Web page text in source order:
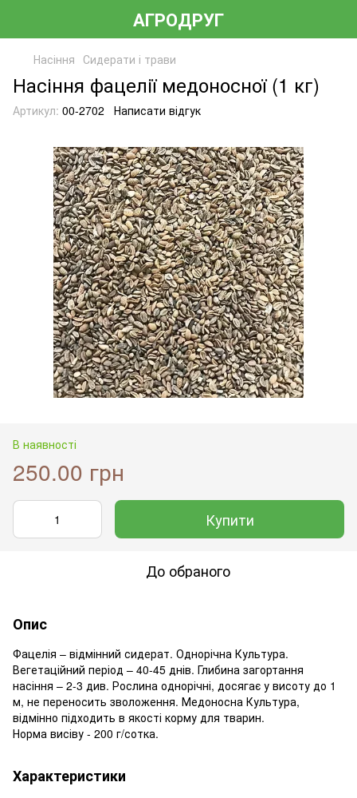
АГРОДРУГ
Насіння Сидерати і трави
Насіння фацелії медоносної (1 кг)
Артикул: 00-2702 Написати відгук
В наявності
250.00 грн
Купити
До обраного
Опис
Фацелія – відмінний сидерат. Однорічна Культура.
Вегетаційний період – 40-45 днів. Глибина загортання
насіння – 2-3 див. Рослина однорічні, досягає у висоту до 1
м, не переносить зволоження. Медоносна Культура,
відмінно підходить в якості корму для тварин.
Норма висіву - 200 г/сотка.
Характеристики